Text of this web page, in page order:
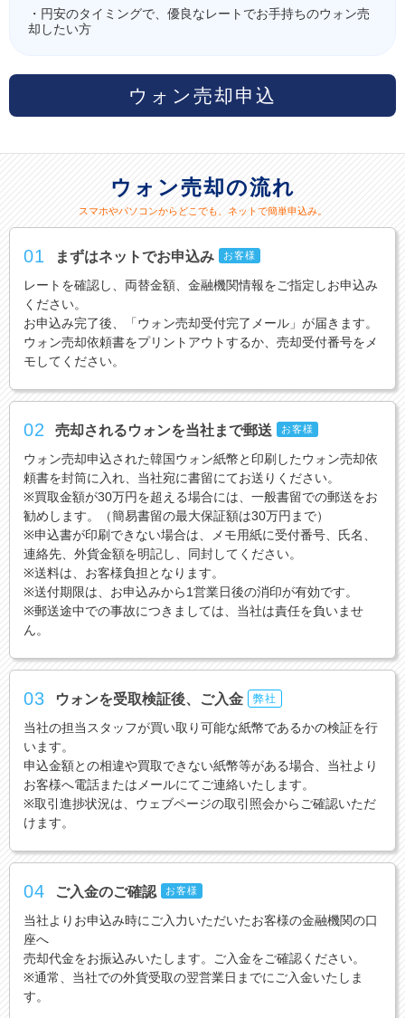
・円安のタイミングで、優良なレートでお手持ちのウォン売
却したい方
ウォン売却申込
ウォン売却の流れ
スマホやパソコンからどこでも、ネットで簡単申込み。
01 まずはネットでお申込み お客様
レートを確認し、両替金額、金融機関情報をご指定しお申込み
ください。
お申込み完了後、「ウォン売却受付完了メール」が届きます。
ウォン売却依頼書をプリントアウトするか、売却受付番号をメ
モしてください。
02 売却されるウォンを当社まで郵送 お客様
ウォン売却申込された韓国ウォン紙幣と印刷したウォン売却依
頼書を封筒に入れ、当社宛に書留にてお送りください。
※買取金額が30万円を超える場合には、一般書留での郵送をお
勧めします。（簡易書留の最大保証額は30万円まで）
※申込書が印刷できない場合は、メモ用紙に受付番号、氏名、
連絡先、外貨金額を明記し、同封してください。
※送料は、お客様負担となります。
※送付期限は、お申込みから1営業日後の消印が有効です。
※郵送途中での事故につきましては、当社は責任を負いませ
ん。
03 ウォンを受取検証後、ご入金 弊社
当社の担当スタッフが買い取り可能な紙幣であるかの検証を行
います。
申込金額との相違や買取できない紙幣等がある場合、当社より
お客様へ電話またはメールにてご連絡いたします。
※取引進捗状況は、ウェブページの取引照会からご確認いただ
けます。
04 ご入金のご確認 お客様
当社よりお申込み時にご入力いただいたお客様の金融機関の口
座へ
売却代金をお振込みいたします。ご入金をご確認ください。
※通常、当社での外貨受取の翌営業日までにご入金いたしま
す。